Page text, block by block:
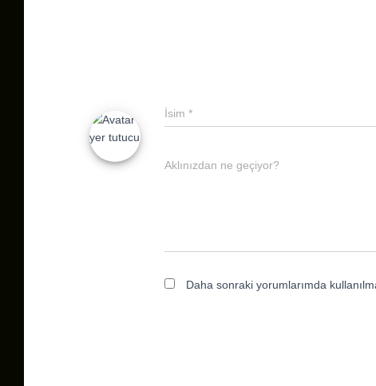
İsim *
Aklınızdan ne geçiyor?
Daha sonraki yorumlarımda